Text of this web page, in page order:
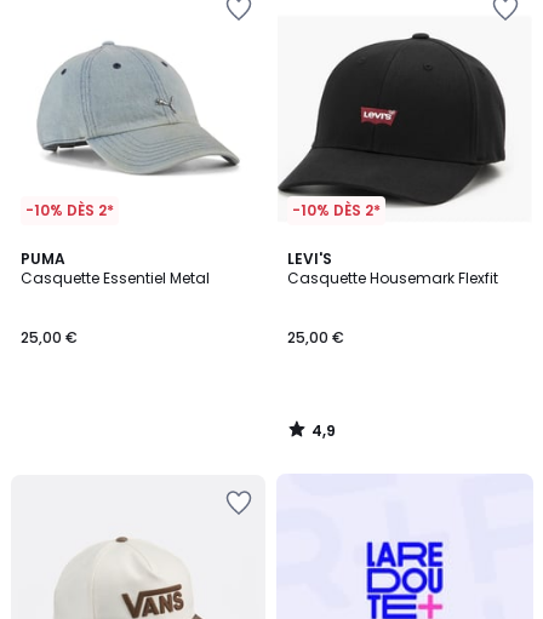
-10% DÈS 2*
PUMA
Casquette Essentiel Metal
25,00 €
-10% DÈS 2*
LEVI'S
Casquette Housemark Flexfit
25,00 €
4,9
/ 5
4,9
/